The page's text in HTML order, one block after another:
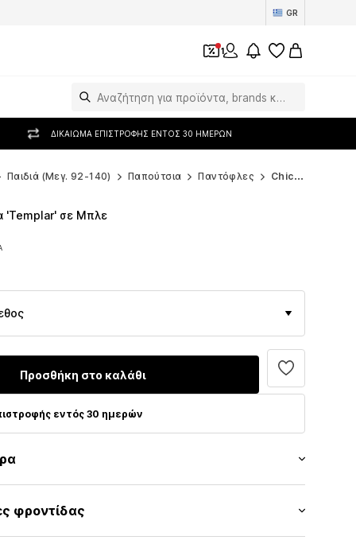
GR
1
ΔΙΚΑΊΩΜΑ ΕΠΙΣΤΡΟΦΉΣ ΕΝΤΌΣ 30 ΗΜΕΡΏΝ
Παιδιά (Μεγ. 92-140) Παπούτσια Παντόφλες Chicco Παντόφλες
'Templar' σε Μπλε
Προσθήκη στο καλάθι
εντός 30 ημερών
φροντίδας